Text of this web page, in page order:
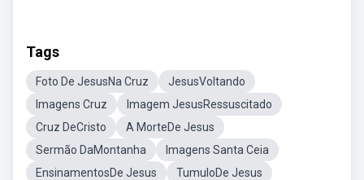
Tags
Foto De JesusNa Cruz
JesusVoltando
Imagens Cruz
Imagem JesusRessuscitado
Cruz DeCristo
A MorteDe Jesus
Sermão DaMontanha
Imagens Santa Ceia
EnsinamentosDe Jesus
TumuloDe Jesus